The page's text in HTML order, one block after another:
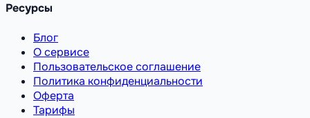
Ресурсы
Блог
О сервисе
Пользовательское соглашение
Политика конфиденциальности
Оферта
Тарифы